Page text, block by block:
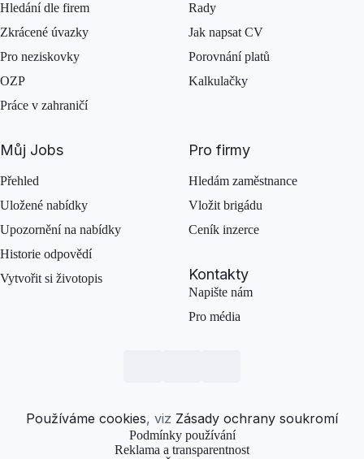
Hledání dle firem
Zkrácené úvazky
Pro neziskovky
OZP
Práce v zahraničí
Rady
Jak napsat CV
Porovnání platů
Kalkulačky
Můj Jobs
Přehled
Uložené nabídky
Upozornění na nabídky
Historie odpovědí
Vytvořit si životopis
Pro firmy
Hledám zaměstnance
Vložit brigádu
Ceník inzerce
Kontakty
Napište nám
Pro média
Používáme cookies, viz Zásady ochrany soukromí
Podmínky používání
Reklama a transparentnost